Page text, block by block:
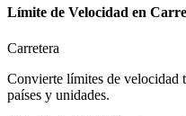
Límite de Velocidad en
Carretera
Convierte límites de velocidad
países y unidades.